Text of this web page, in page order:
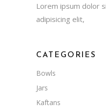
Lorem ipsum dolor
adipisicing elit,
CATEGORIES
Bowls
Jars
Kaftans